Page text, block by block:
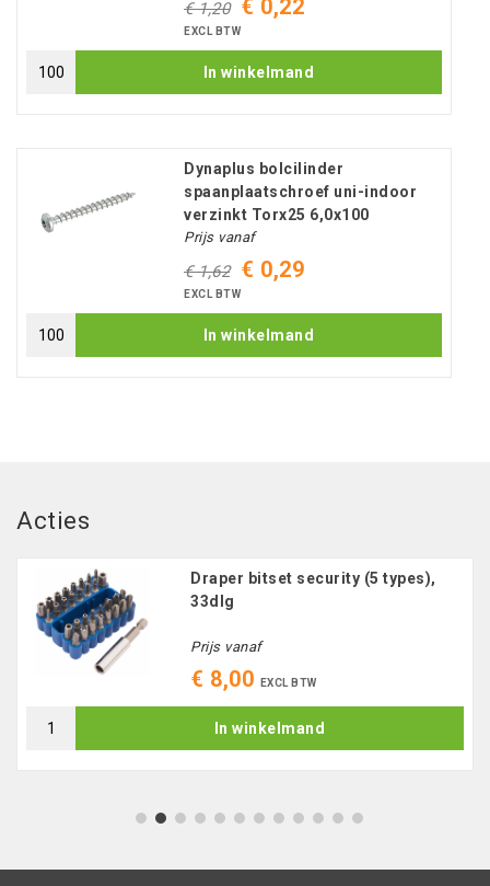
€ 1,20 € 0,22
EXCL BTW
In winkelmand
Dynaplus bolcilinder
spaanplaatschroef uni-indoor
verzinkt Torx25 6,0x100
Prijs vanaf
€ 1,62 € 0,29
EXCL BTW
In winkelmand
Acties
Draper bitset security (5 types),
33dlg
Prijs vanaf
€ 8,00 EXCL BTW
In winkelmand
1 2 3 4 5 6 7 8 9 10 11 12